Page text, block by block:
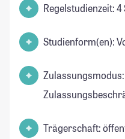
Regelstudienzeit:
Studienform(en):
Trägerschaft: